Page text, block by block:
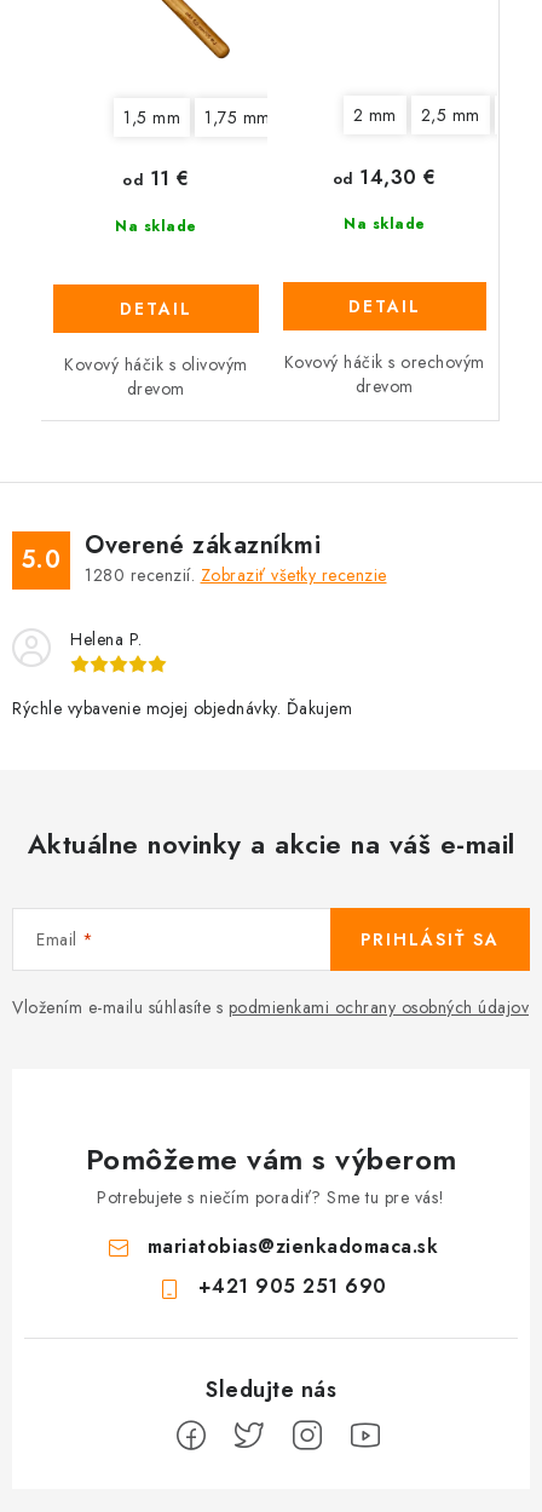
1,5 mm 1,75 mm 2,5 mm 3 mm
Na sklade
od 11 €
DETAIL
Kovový háčik s olivovým
drevom
2 mm 2,5 mm
Na sklade
od 14,30 €
DETAIL
Kovový háčik s orechovým
drevom
5.0 Overené zákazníkmi
1280 recenzií. Zobraziť všetky recenzie
Helena P.
Rýchle vybavenie mojej objednávky. Ďakujem
Aktuálne novinky a akcie na váš e-mail
Email
Vložením e-mailu súhlasíte s podmienkami ochrany osobných údajov
PRIHLÁSIŤ SA
Pomôžeme vám s výberom
Potrebujete s niečím poradiť? Sme tu pre vás!
mariatobias@zienkadomaca.sk
+421 905 251 690